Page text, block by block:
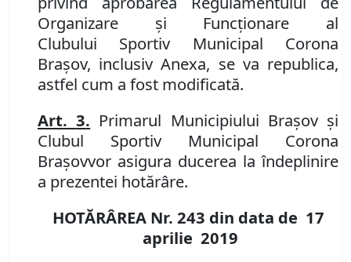
Organizare şi Funcţionare al
Clubului Sportiv Municipal Corona
Braşov, inclusiv Anexa, se va republica,
astfel cum a fost modificată.
Art.3. Primarul Municipiului Brașov și
Clubul Sportiv Municipal Corona
Braşovvor asigura ducerea la îndeplinire
a prezentei hotărâre.
HOTĂRÂREA Nr. 243 din data de 17
aprilie 2019